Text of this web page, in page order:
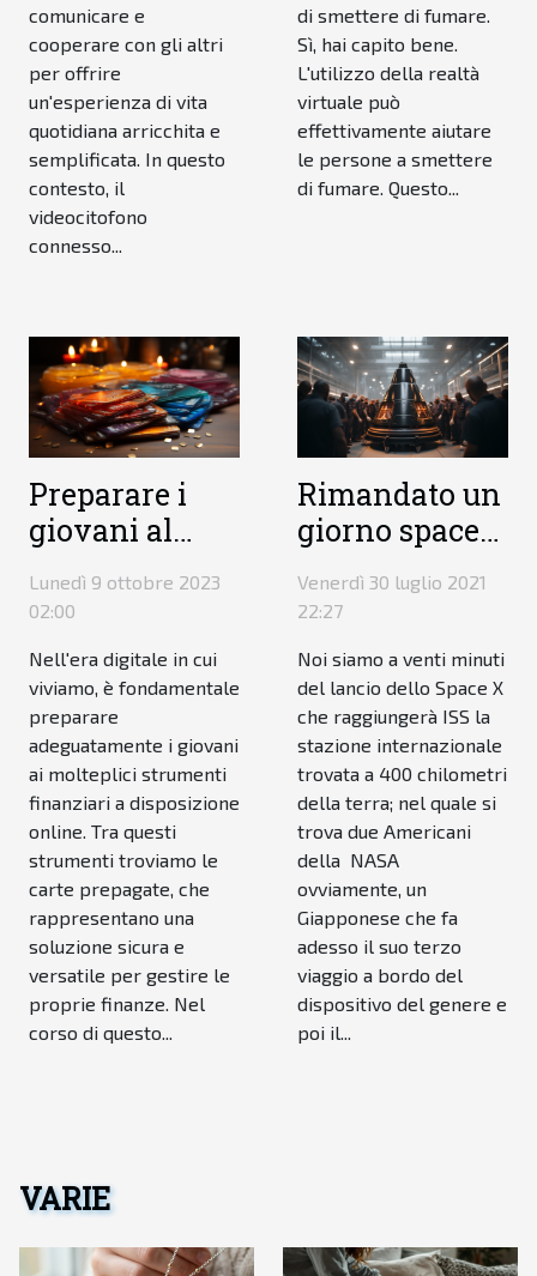
comunicare e
cooperare con gli altri
per offrire
un'esperienza di vita
quotidiana arricchita e
semplificata. In questo
contesto, il
videocitofono
connesso...
di smettere di fumare.
Sì, hai capito bene.
L'utilizzo della realtà
virtuale può
effettivamente aiutare
le persone a smettere
di fumare. Questo...
Preparare i
giovani al
mondo
digitale:
economia
personale e
l'uso delle
carte
prepagate
Lunedì 9 ottobre 2023
02:00
Nell'era digitale in cui
viviamo, è fondamentale
preparare
adeguatamente i giovani
ai molteplici strumenti
finanziari a disposizione
online. Tra questi
strumenti troviamo le
carte prepagate, che
rappresentano una
soluzione sicura e
versatile per gestire le
proprie finanze. Nel
corso di questo...
Rimandato un
giorno spacex
da finalmente
il via
Venerdì 30 luglio 2021
22:27
Noi siamo a venti minuti
del lancio dello Space X
che raggiungerà ISS la
stazione internazionale
trovata a 400 chilometri
della terra; nel quale si
trova due Americani
della NASA
ovviamente, un
Giapponese che fa
adesso il suo terzo
viaggio a bordo del
dispositivo del genere e
poi il...
VARIE